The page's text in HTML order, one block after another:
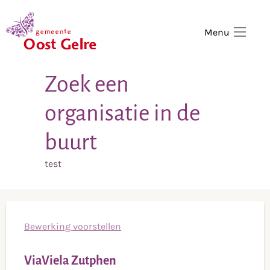
Menu
Zoek een
organisatie in de
buurt
test
Bewerking voorstellen
ViaViela Zutphen